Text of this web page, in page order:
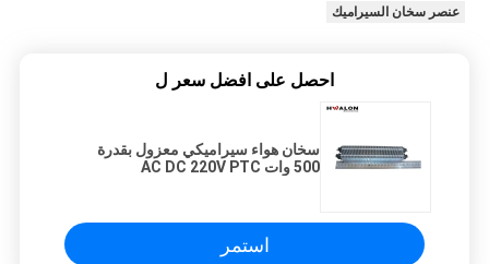
عنصر سخان السيراميك
احصل على افضل سعر ل
سخان هواء سيراميكي معزول بقدرة
500 وات AC DC 220V PTC
استمر